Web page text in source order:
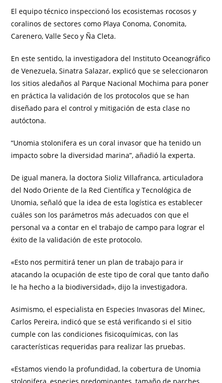
El equipo técnico inspeccionó los ecosistemas rocosos y
coralinos de sectores como Playa Conoma, Conomita,
Carenero, Valle Seco y Ña Cleta.
En este sentido, la investigadora del Instituto Oceanográfico
de Venezuela, Sinatra Salazar, explicó que se seleccionaron
los sitios aledaños al Parque Nacional Mochima para poner
en práctica la validación de los protocolos que se han
diseñado para el control y mitigación de esta clase no
autóctona.
“Unomia stolonifera es un coral invasor que ha tenido un
impacto sobre la diversidad marina”, añadió la experta.
De igual manera, la doctora Sioliz Villafranca, articuladora
del Nodo Oriente de la Red Científica y Tecnológica de
Unomia, señaló que la idea de esta logística es establecer
cuáles son los parámetros más adecuados con que el
personal va a contar en el trabajo de campo para lograr el
éxito de la validación de este protocolo.
«Esto nos permitirá tener un plan de trabajo para ir
atacando la ocupación de este tipo de coral que tanto daño
le ha hecho a la biodiversidad», dijo la investigadora.
Asimismo, el especialista en Especies Invasoras del Minec,
Carlos Pereira, indicó que se está verificando si el sitio
cumple con las condiciones fisicoquímicas, con las
características requeridas para realizar las pruebas.
«Estamos viendo la profundidad, la cobertura de Unomia